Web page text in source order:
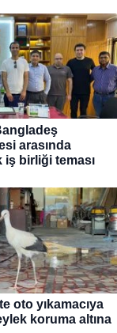
arasında
iş birliği teması
oto yıkamacıya
koruma altına